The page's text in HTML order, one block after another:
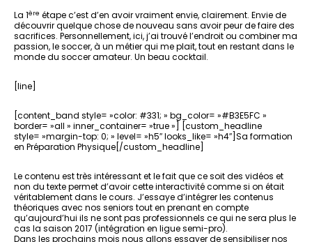
La 1ère étape c’est d’en avoir vraiment envie, clairement. Envie de
découvrir quelque chose de nouveau sans avoir peur de faire des
sacrifices. Personnellement, ici, j’ai trouvé l’endroit ou combiner ma
passion, le soccer, à un métier qui me plait, tout en restant dans le
monde du soccer amateur. Un beau cocktail.
[line]
[content_band style= »color: #331; » bg_color= »#B3E5FC »
border= »all » inner_container= »true »] [custom_headline
style= »margin-top: 0; » level= »h5″ looks_like= »h4″]Sa formation
en Préparation Physique[/custom_headline]
Le contenu est très intéressant et le fait que ce soit des vidéos et
non du texte permet d’avoir cette interactivité comme si on était
véritablement dans le cours. J’essaye d’intégrer les contenus
théoriques avec nos seniors tout en prenant en compte
qu’aujourd’hui ils ne sont pas professionnels ce qui ne sera plus le
cas la saison 2017 (intégration en ligue semi-pro).
Dans les prochains mois nous allons essayer de sensibiliser nos